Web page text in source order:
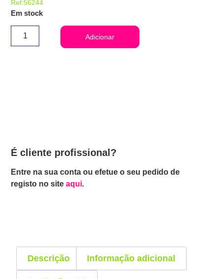
Ref:56244
Em stock
Adicionar
É cliente profissional?
Entre na sua conta ou efetue o seu pedido de
registo no siteaqui.
Descrição Informação adicional